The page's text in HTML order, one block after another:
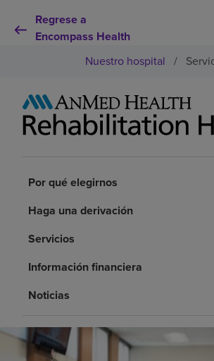
Regrese a
Encompass Health
Por qué debe elegirnos
Pacientes y cuidadores
Recursos de salud
Buscar un centro
Nuestro hospital /
Por qué elegirnos
Haga una derivación
Servicios
Información financiera
Noticias